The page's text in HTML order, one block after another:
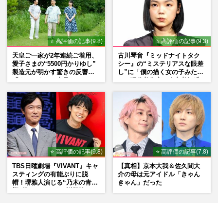
⭐ 高評価の記事(9.8)
天皇ご一家が2年連続ご着用、
愛子さまの“5500円かりゆし”
製造元が明かす驚きの反響
⭐ 高評価の記事(9.3)
古川琴音『ミッドナイトタク
シー』の“ミステリアスな眼差
し”に「僕の描く女の子みた
⭐ 高評価の記事(9.8)
TBS日曜劇場『VIVANT』キャ
スティングの有能ぶりに脱
帽！堺雅人演じる“乃木の青年
⭐ 高評価の記事(7.8)
【真相】京本大我＆佐久間大
介の母は元アイドル「きゃん
きゃん」だった